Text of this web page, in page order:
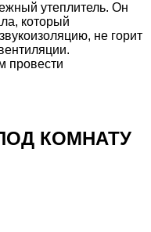
утеплитель. Он
который
не горит
провести
КОМНАТУ